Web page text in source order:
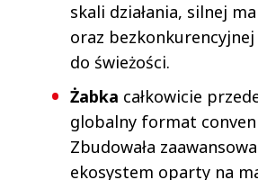
skali działania, silnej
oraz
do świeżości.
Żabka całkowicie
globalny format
Zbudowała
ekosystem oparty na